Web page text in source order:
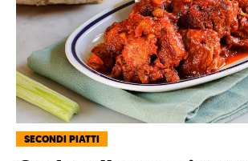
SECONDI PIATTI